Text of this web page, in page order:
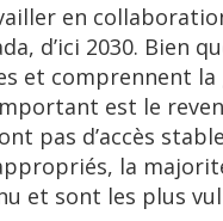
en
d’ici 2030. Bien
et comprennent
est le
pas d’accès
la
et sont les plus